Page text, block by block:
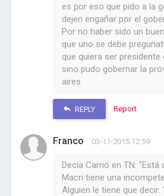
es por eso que pido a la
dejen engañar por el
Por no haber sido un
que uno se debe
que quiera ser
sino pudo gobernar la
aires
REPLY Report
Franco 03-11-2015 12:59
Decía Carrió en TN: "Está
Macri tiene una
Alguien le tiene que decir: